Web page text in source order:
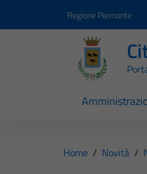
Regione Piemonte
Home / Novità /